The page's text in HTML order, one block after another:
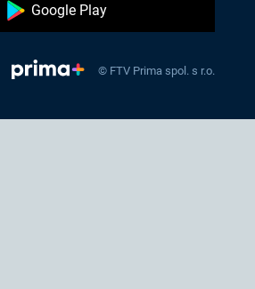
Google Play
© FTV Prima spol. s r.o.